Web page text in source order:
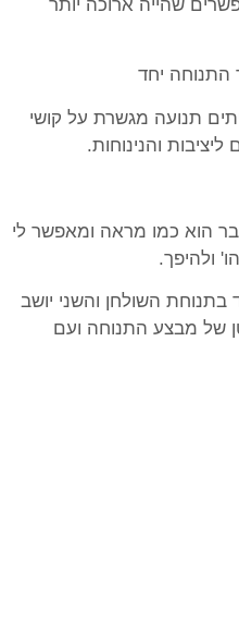
שהייה ארוכה יותר
התנוחה יחד
תנועה מגשרת על קושי
והנינוחות.
הוא כמו מראה ומאפשר לי
ולהיפך.
בתנוחת השולחן והשני יושב
של מבצע התנוחה ועם